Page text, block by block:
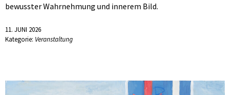
bewusster Wahrnehmung und innerem Bild.
11. JUNI 2026
Kategorie: Veranstaltung